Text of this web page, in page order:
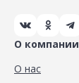
О компании
О нас